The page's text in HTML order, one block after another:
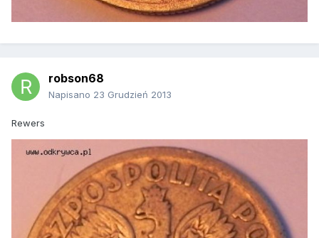
robson68
Napisano 23 Grudzień 2013
Rewers